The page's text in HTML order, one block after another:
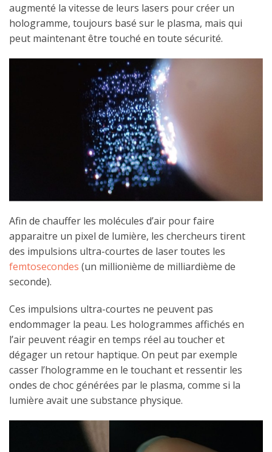
augmenté la vitesse de leurs lasers pour créer un
hologramme, toujours basé sur le plasma, mais qui
peut maintenant être touché en toute sécurité.
Afin de chauffer les molécules d’air pour faire
apparaitre un pixel de lumière, les chercheurs tirent
des impulsions ultra-courtes de laser toutes les
femtosecondes (un millionième de milliardième de
seconde).
Ces impulsions ultra-courtes ne peuvent pas
endommager la peau. Les hologrammes affichés en
l’air peuvent réagir en temps réel au toucher et
dégager un retour haptique. On peut par exemple
casser l’hologramme en le touchant et ressentir les
ondes de choc générées par le plasma, comme si la
lumière avait une substance physique.